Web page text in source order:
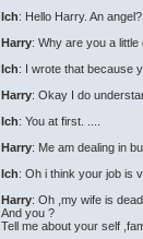
Ich: Hello Harry. An
Harry: Why are you a little
Ich: I wrote that because
Harry: Okay I do
Ich: You at first. ....
Harry: Me am dealing in
Ich: Oh i think your job is
Harry: Oh ,my wife is
And you ?
Tell me about your self